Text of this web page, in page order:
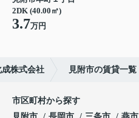
2DK (40.00㎡)
3.7万円
株式会社 見附市の賃貸一覧
市区町村から探す